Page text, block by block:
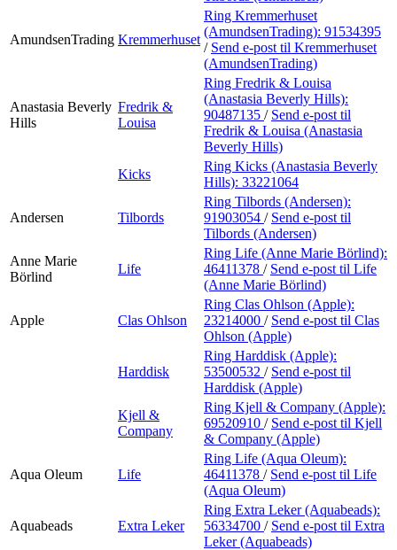
AmundsenTrading Kremmerhuset
Ring Kremmerhuset
(AmundsenTrading): 91534395
/ Send e-post til Kremmerhuset
(AmundsenTrading)
Anastasia Beverly
Hills
Fredrik &
Louisa
Ring Fredrik & Louisa
(Anastasia Beverly Hills):
90487135 / Send e-post til
Fredrik & Louisa (Anastasia
Beverly Hills)
Kicks
Ring Kicks (Anastasia Beverly
Hills): 33221064
Andersen Tilbords
Ring Tilbords (Andersen):
91903054 / Send e-post til
Tilbords (Andersen)
Anne Marie
Börlind
Life
Ring Life (Anne Marie Börlind):
46411378 / Send e-post til Life
(Anne Marie Börlind)
Apple Clas Ohlson
Ring Clas Ohlson (Apple):
23214000 / Send e-post til Clas
Ohlson (Apple)
Harddisk
Ring Harddisk (Apple):
53500532 / Send e-post til
Harddisk (Apple)
Kjell &
Company
Ring Kjell & Company (Apple):
69520910 / Send e-post til Kjell
& Company (Apple)
Aqua Oleum Life
Ring Life (Aqua Oleum):
46411378 / Send e-post til Life
(Aqua Oleum)
Aquabeads Extra Leker
Ring Extra Leker (Aquabeads):
56334700 / Send e-post til Extra
Leker (Aquabeads)